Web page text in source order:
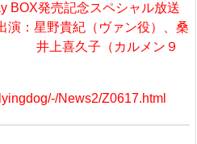
BOX発売記念スペシャル放送
演：星野貴紀（ヴァン役）、桑
井上喜久子（カルメン９
News2/Z0617.html